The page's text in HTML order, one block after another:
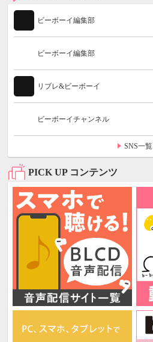
ビーボーイ編集部
ビーボーイ編集部
リブレ&ビーボーイ
ビーボーイチャンネル
SNS一覧
PICK UP コンテンツ